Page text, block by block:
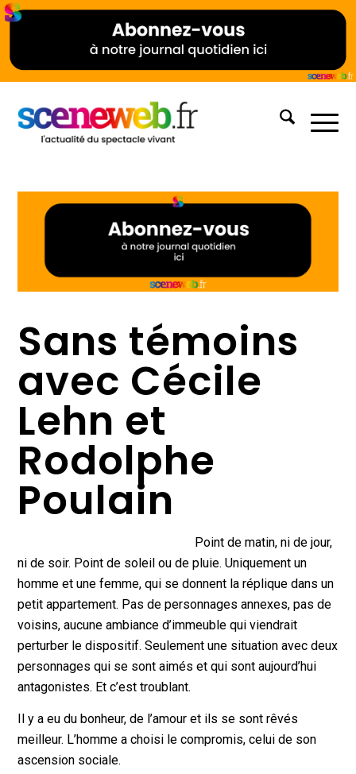
Sans témoins
avec Cécile
Lehn et
Rodolphe
Poulain
Point de matin, ni de jour,
ni de soir. Point de soleil ou de pluie. Uniquement un
homme et une femme, qui se donnent la réplique dans un
petit appartement. Pas de personnages annexes, pas de
voisins, aucune ambiance d’immeuble qui viendrait
perturber le dispositif. Seulement une situation avec deux
personnages qui se sont aimés et qui sont aujourd’hui
antagonistes. Et c’est troublant.
Il y a eu du bonheur, de l’amour et ils se sont rêvés
meilleur. L’homme a choisi le compromis, celui de son
ascension sociale.